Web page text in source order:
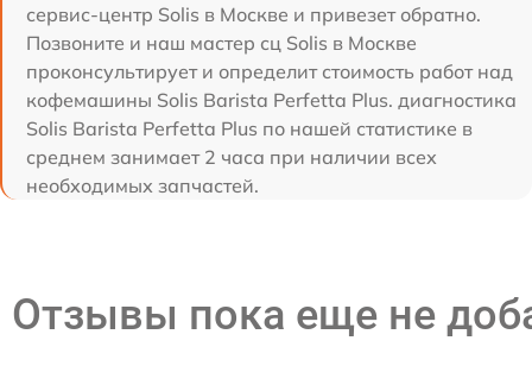
сервис-центр Solis в Москве и привезет обратно.
Позвоните и наш мастер сц Solis в Москве
проконсультирует и определит стоимость работ над
кофемашины Solis Barista Perfetta Plus. диагностика
Solis Barista Perfetta Plus по нашей статистике в
среднем занимает 2 часа при наличии всех
необходимых запчастей.
Отзывы пока еще не